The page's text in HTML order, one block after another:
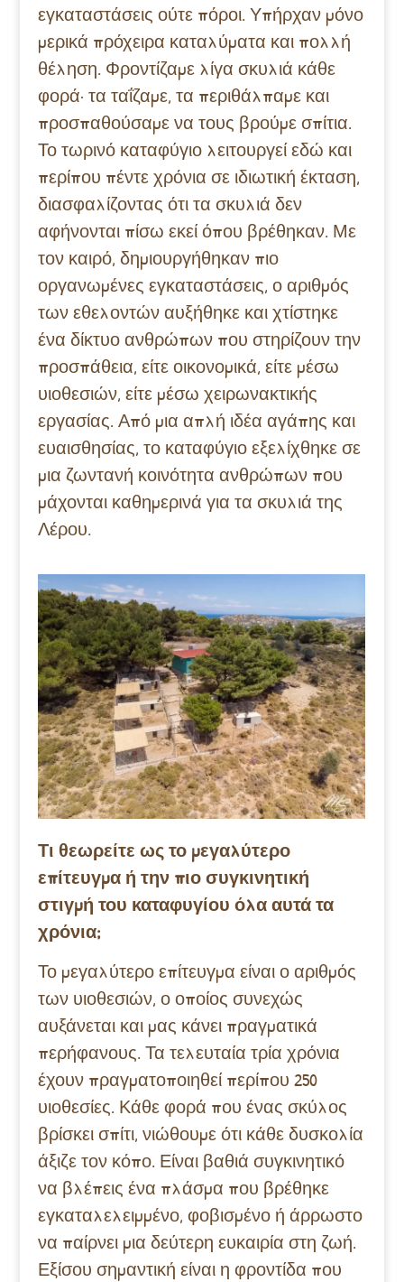
εγκαταστάσεις ούτε πόροι. Υπήρχαν μόνο
μερικά πρόχειρα καταλύματα και πολλή
θέληση. Φροντίζαμε λίγα σκυλιά κάθε
φορά· τα ταΐζαμε, τα περιθάλπαμε και
προσπαθούσαμε να τους βρούμε σπίτια.
Το τωρινό καταφύγιο λειτουργεί εδώ και
περίπου πέντε χρόνια σε ιδιωτική έκταση,
διασφαλίζοντας ότι τα σκυλιά δεν
αφήνονται πίσω εκεί όπου βρέθηκαν. Με
τον καιρό, δημιουργήθηκαν πιο
οργανωμένες εγκαταστάσεις, ο αριθμός
των εθελοντών αυξήθηκε και χτίστηκε
ένα δίκτυο ανθρώπων που στηρίζουν την
προσπάθεια, είτε οικονομικά, είτε μέσω
υιοθεσιών, είτε μέσω χειρωνακτικής
εργασίας. Από μια απλή ιδέα αγάπης και
ευαισθησίας, το καταφύγιο εξελίχθηκε σε
μια ζωντανή κοινότητα ανθρώπων που
μάχονται καθημερινά για τα σκυλιά της
Λέρου.
Τι θεωρείτε ως το μεγαλύτερο
επίτευγμα ή την πιο συγκινητική
στιγμή του καταφυγίου όλα αυτά τα
χρόνια;
Το μεγαλύτερο επίτευγμα είναι ο αριθμός
των υιοθεσιών, ο οποίος συνεχώς
αυξάνεται και μας κάνει πραγματικά
περήφανους. Τα τελευταία τρία χρόνια
έχουν πραγματοποιηθεί περίπου 250
υιοθεσίες. Κάθε φορά που ένας σκύλος
βρίσκει σπίτι, νιώθουμε ότι κάθε δυσκολία
άξιζε τον κόπο. Είναι βαθιά συγκινητικό
να βλέπεις ένα πλάσμα που βρέθηκε
εγκαταλελειμμένο, φοβισμένο ή άρρωστο
να παίρνει μια δεύτερη ευκαιρία στη ζωή.
Εξίσου σημαντική είναι η φροντίδα που